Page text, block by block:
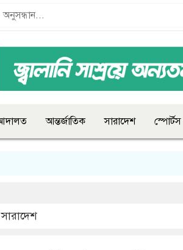
আন্তর্জাতিক সারাদেশ স্পোর্টস
সারাদেশ